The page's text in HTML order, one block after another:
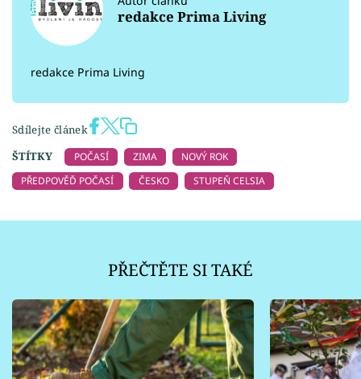
redakce Prima Living
redakce Prima Living
Sdílejte článek
ŠTÍTKY
POČASÍ ZIMA
NOVÝ ROK
PŘEDPOVĚĎ POČASÍ
ČESKO STUPEŇ CELSIA
PŘEČTĚTE SI TAKÉ